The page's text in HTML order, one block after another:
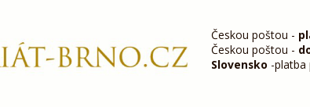
Českou poštou -
Českou poštou -
Slovensko -platba